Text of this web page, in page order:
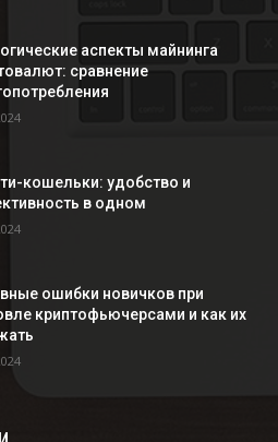
аспекты майнинга
сравнение
кошельки: удобство и
в одном
ошибки новичков при
криптофьючерсами и как их